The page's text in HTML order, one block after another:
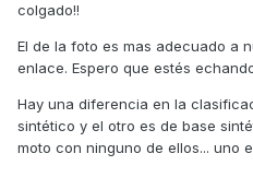
colgado!!
El de la foto es mas adecuado a
enlace. Espero que estés
Hay una diferencia en la
sintético y el otro es de base
moto con ninguno de ellos... uno